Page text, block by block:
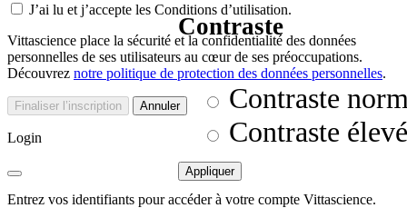
J’ai lu et j’accepte les Conditions d’utilisation.
Vittascience place la sécurité et la confidentialité des données
personnelles de ses utilisateurs au cœur de ses préoccupations.
Découvrez notre politique de protection des données personnelles.
Finaliser l’inscription Annuler
Login
Entrez vos identifiants pour accéder à votre compte Vittascience.
Contraste
Contraste
Contraste élevé
Appliquer